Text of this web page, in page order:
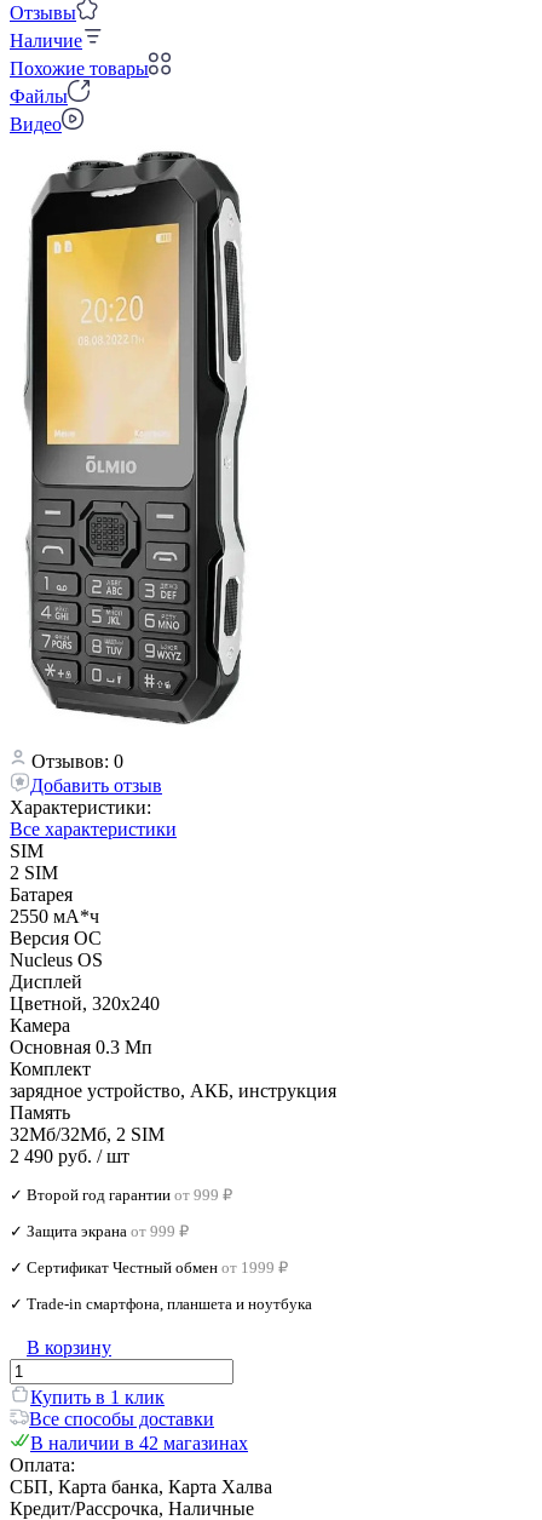
Отзывы
Наличие
Похожие товары
Файлы
Видео
Отзывов: 0
Добавить отзыв
Характеристики:
Все характеристики
SIM
2 SIM
Батарея
2550 мА*ч
Версия ОС
Nucleus OS
Дисплей
Цветной, 320x240
Камера
Основная 0.3 Мп
Комплект
зарядное устройство, АКБ, инструкция
Память
32Мб/32Мб, 2 SIM
2 490 руб. / шт
✓ Второй год гарантии от 999 ₽
✓ Защита экрана от 999 ₽
✓ Сертификат Честный обмен от 1999 ₽
✓ Trade‑in смартфона, планшета и ноутбука
В корзину
Купить в 1 клик
Все способы доставки
В наличии в 42 магазинах
Оплата:
СБП, Карта банка, Карта Халва
Кредит/Рассрочка, Наличные